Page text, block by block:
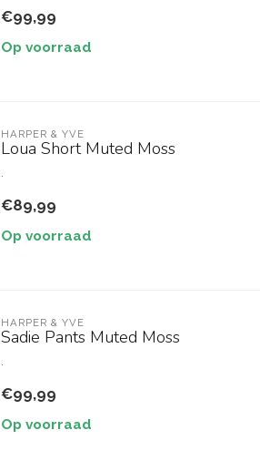
€99,99
Op voorraad
HARPER & YVE
Loua Short Muted Moss
€89,99
Op voorraad
HARPER & YVE
Sadie Pants Muted Moss
€99,99
Op voorraad